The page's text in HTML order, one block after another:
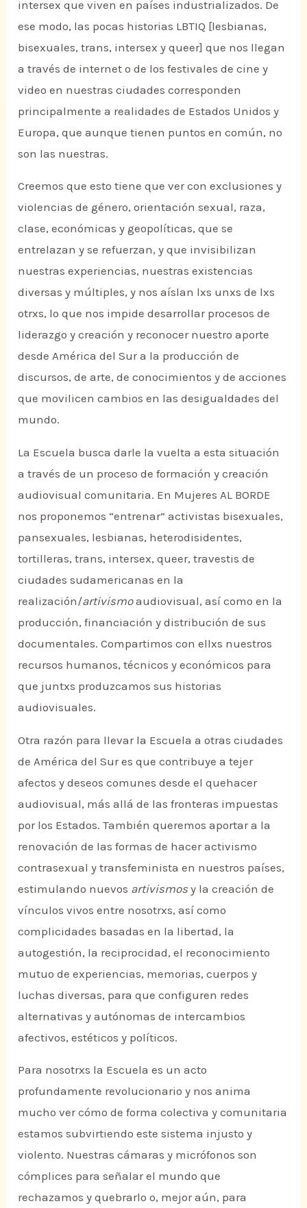
intersex que viven en países industrializados. De
ese modo, las pocas historias LBTIQ [lesbianas,
bisexuales, trans, intersex y queer] que nos llegan
a través de internet o de los festivales de cine y
video en nuestras ciudades corresponden
principalmente a realidades de Estados Unidos y
Europa, que aunque tienen puntos en común, no
son las nuestras.
Creemos que esto tiene que ver con exclusiones y
violencias de género, orientación sexual, raza,
clase, económicas y geopolíticas, que se
entrelazan y se refuerzan, y que invisibilizan
nuestras experiencias, nuestras existencias
diversas y múltiples, y nos aíslan lxs unxs de lxs
otrxs, lo que nos impide desarrollar procesos de
liderazgo y creación y reconocer nuestro aporte
desde América del Sur a la producción de
discursos, de arte, de conocimientos y de acciones
que movilicen cambios en las desigualdades del
mundo.
La Escuela busca darle la vuelta a esta situación
a través de un proceso de formación y creación
audiovisual comunitaria. En Mujeres AL BORDE
nos proponemos “entrenar” activistas bisexuales,
pansexuales, lesbianas, heterodisidentes,
tortilleras, trans, intersex, queer, travestis de
ciudades sudamericanas en la
realización/artivismoaudiovisual, así como en la
producción, financiación y distribución de sus
documentales. Compartimos con ellxs nuestros
recursos humanos, técnicos y económicos para
que juntxs produzcamos sus historias
audiovisuales.
Otra razón para llevar la Escuela a otras ciudades
de América del Sur es que contribuye a tejer
afectos y deseos comunes desde el quehacer
audiovisual, más allá de las fronteras impuestas
por los Estados. También queremos aportar a la
renovación de las formas de hacer activismo
contrasexual y transfeminista en nuestros países,
estimulando nuevos artivismos y la creación de
vínculos vivos entre nosotrxs, así como
complicidades basadas en la libertad, la
autogestión, la reciprocidad, el reconocimiento
mutuo de experiencias, memorias, cuerpos y
luchas diversas, para que configuren redes
alternativas y autónomas de intercambios
afectivos, estéticos y políticos.
Para nosotrxs la Escuela es un acto
profundamente revolucionario y nos anima
mucho ver cómo de forma colectiva y comunitaria
estamos subvirtiendo este sistema injusto y
violento. Nuestras cámaras y micrófonos son
cómplices para señalar el mundo que
rechazamos y quebrarlo o, mejor aún, para